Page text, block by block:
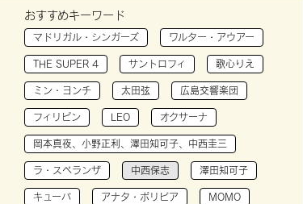
おすすめキーワード
マドリガル・シンガーズ ワルター・アウアー
THE SUPER 4 サントロフィ 歌心りえ
ミン・ヨンチ 太田弦 広島交響楽団
フィリピン LEO オクサーナ
岡本真夜、小野正利、澤田知可子、中西圭三
ラ・スペランザ 中西保志 澤田知可子
キューバ アナタ・ボリビア MOMO